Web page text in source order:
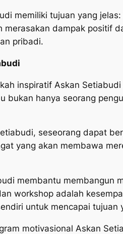
memiliki tujuan yang
dampak positif
pribadi.
inspiratif Askan
bukan hanya seorang
seseorang dapat
yang akan membawa
membantu membangun
workshop adalah
untuk mencapai tujuan
motivasional Askan